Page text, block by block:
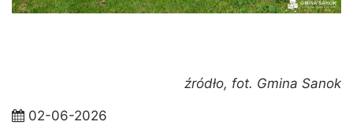
źródło, fot. Gmina Sanok
02-06-2026